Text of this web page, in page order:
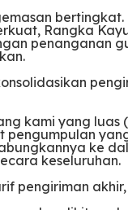
Rangka
penanganan
kami yang luas
pengumpulan
ke
keseluruhan.
pengiriman